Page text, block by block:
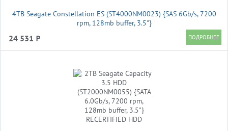
4TB Seagate Constellation ES (ST4000NM0023) {SAS 6Gb/s, 7200
rpm, 128mb buffer, 3.5"}
24 531 ₽